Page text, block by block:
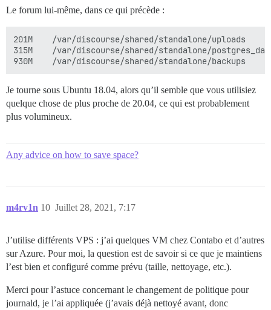
Le forum lui-même, dans ce qui précède :
201M	/var/discourse/shared/standalone/uploads
315M	/var/discourse/shared/standalone/postgres_data
Je tourne sous Ubuntu 18.04, alors qu’il semble que vous utilisiez
quelque chose de plus proche de 20.04, ce qui est probablement
plus volumineux.
Any advice on how to save space?
m4rv1n Juillet 28, 2021, 7:17
10
J’utilise différents VPS : j’ai quelques VM chez Contabo et d’autres
sur Azure. Pour moi, la question est de savoir si ce que je maintiens
l’est bien et configuré comme prévu (taille, nettoyage, etc.).
Merci pour l’astuce concernant le changement de politique pour
journald, je l’ai appliquée (j’avais déjà nettoyé avant, donc